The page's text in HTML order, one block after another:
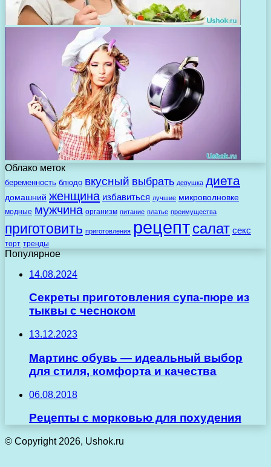
Облако меток
беременность блюдо вкусный выбрать девушка диета
домашний женщина избавиться лучшие микроволновке
модные мужчина организм питание платье преимущества
приготовить приготовления рецептсалат секс
торт тренды
Популярное
14.08.2024
Секреты приготовления супа-пюре из
тыквы с чесноком
13.12.2023
Мартинс обувь — идеальный выбор
для стиля, комфорта и качества
06.08.2018
Рецепты с морковью для похудения
© Copyright 2026, Ushok.ru